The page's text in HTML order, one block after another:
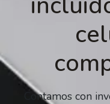
Contamos con